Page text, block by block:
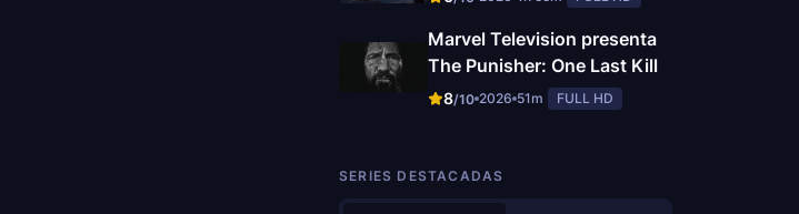
Marvel Television presenta
The Punisher: One Last Kill
8/10 2026 51m FULL HD
SERIES DESTACADAS